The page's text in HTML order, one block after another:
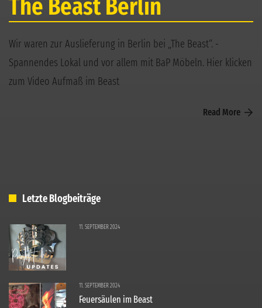
The Beast Berlin
Wir waren zur Auslieferung in Berlin bei „The Beast“. -
Spannendes Lokal und vor allem mit BaP Möbeln. Hier klicken
zum Video Aufmaß im Beast
Read More
Letzte Blogbeiträge
11. SEPTEMBER 2024
11. SEPTEMBER 2024
Feuersäulen im Beast